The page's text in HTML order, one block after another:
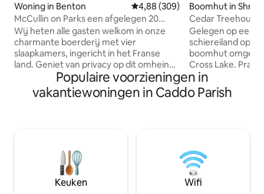
Woning in Benton Gemiddelde beoordeling van
4,88 (309)
McCullin on Parks een afgelegen 20
hectare
Wij heten alle gasten welkom in onze
charmante boerderij met vier
slaapkamers, ingericht in het Franse
land. Geniet van privacy op dit omheinde
terrein van 20 hectare met genoeg
parkeerplek voor voertuigen en boten.
Centraal gelegen ten opzichte van alle
onderneming voor mij na met pensioen
te gaan van het werken met kinderen in
het speciaal onderwijs. Ik heb genoten
van het inrichten van dit prachtige huis
Boomhut in
Cedar Treehouse
Gelegen op een
schiereiland op
boomhut
Cross Lake.
water en
leven in het meer
boomhut heeft
elektrische
een wastafel.
volwassenen,
huisdieren.
Populaire voorzieningen in
vakantiewoningen in Caddo Parish
Keuken Wifi